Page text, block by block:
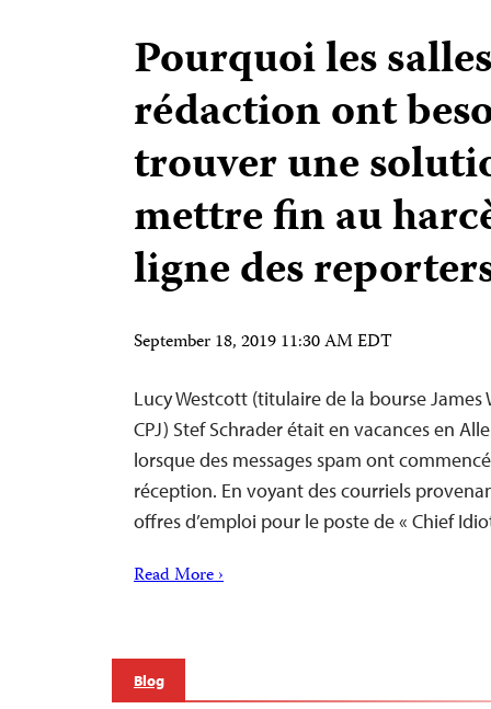
Pourquoi les
rédaction ont
trouver une
mettre fin au
ligne des
September 18, 2019 11:30 AM EDT
Lucy Westcott (titulaire de la bourse James
CPJ) Stef Schrader était en vacances en
lorsque des messages spam ont
réception. En voyant des courriels
offres d’emploi pour le poste de « Chief
Read More ›
Blog